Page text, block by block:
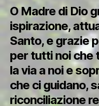
O Madre di Dio
ispirazione,
Santo, e grazie
per tutti noi che
la via a noi e
che ci guidano,
riconciliazione